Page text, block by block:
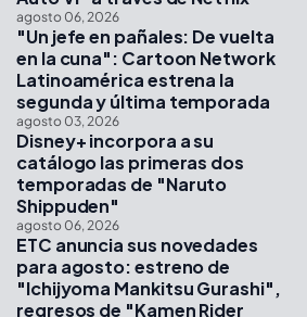
agosto 06, 2026
"Un jefe en pañales: De vuelta
en la cuna": Cartoon Network
Latinoamérica estrena la
segunda y última temporada
agosto 03, 2026
Disney+ incorpora a su
catálogo las primeras dos
temporadas de "Naruto
Shippuden"
agosto 06, 2026
ETC anuncia sus novedades
para agosto: estreno de
"Ichijyoma Mankitsu Gurashi",
regresos de "Kamen Rider